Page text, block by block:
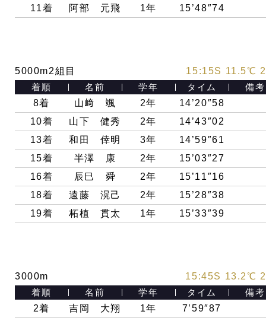
11着
阿部 元飛 1年 15’48″74
5000m2組目
15:15S 11.5℃
着順
名前 学年 タイム
備考
8着
山﨑 颯 2年
14’20″58
10着
山下 健秀 2年
14’43″02
13着
和田 倖明 3年
14’59″61
15着
半澤 康 2年
15’03″27
16着
辰巳 舜 2年
15’11″16
18着
遠藤 滉己 2年
15’28″38
19着
柘植 貫太 1年 15’33″39
3000m
15:45S 13.2℃
着順
名前 学年 タイム
備考
2着
吉岡 大翔 1年
7’59″87